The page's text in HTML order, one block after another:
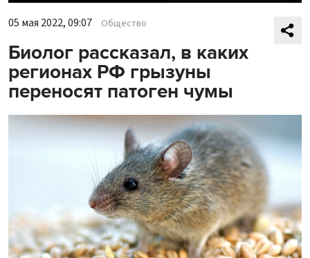
05 мая 2022, 09:07 Общество
Биолог рассказал, в каких
регионах РФ грызуны
переносят патоген чумы